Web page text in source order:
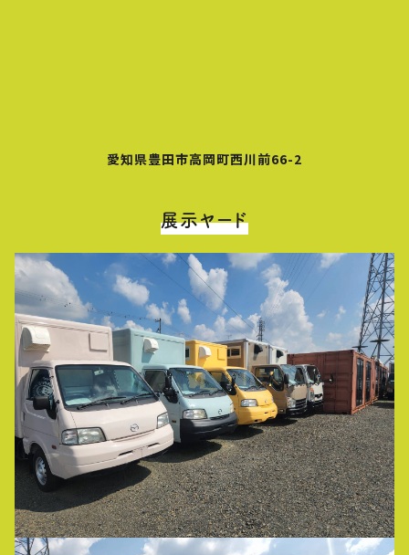
愛知県豊田市高岡町西川前66-2
展示ヤード